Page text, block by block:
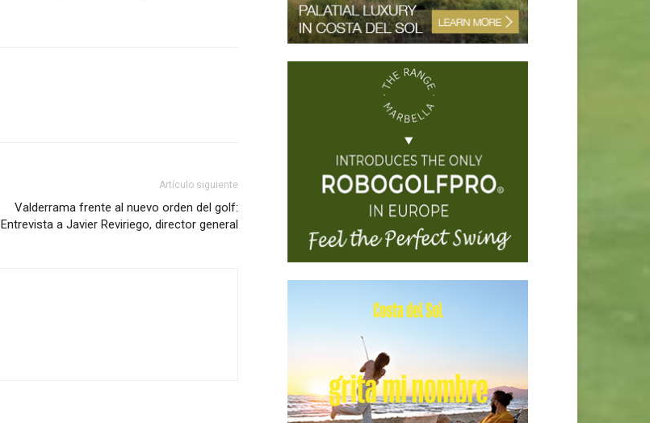
Artículo siguiente
Valderrama frente al nuevo orden del golf:
Entrevista a Javier Reviriego, director general